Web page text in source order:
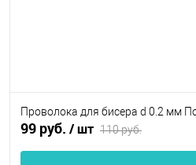
Проволока для бисера d 0.2 мм
99 руб. / шт 110 руб.